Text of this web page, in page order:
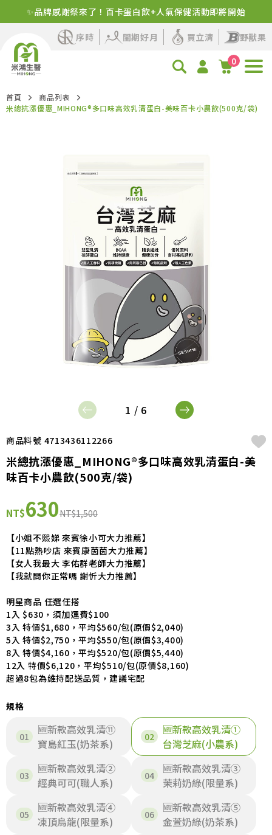
新客首購！明星商品+1元多1件
序時 閨期好月 買立清
野獸果
0
首頁
商品列表
米總抗漲優惠_MIHONG®多口味高效乳清蛋白-美味百卡小農飲(500克/袋)
1 / 6
商品料號 4713436112266
米總抗漲優惠_MIHONG®多口味高效乳清蛋白-美
味百卡小農飲(500克/袋)
NT$630NT$1,500
【小姐不熙娣 來賓徐小可大力推薦】
【11點熱吵店 來賓康茵茵大力推薦】
【女人我最大 李佑群老師大力推薦】
【我就問你正常嗎 謝忻大力推薦】
明星商品 任選任搭
1入 $630，須加運費$100
3入 特價$1,680，平均$560/包(原價$2,040)
5入 特價$2,750，平均$550/包(原價$3,400)
8入 特價$4,160，平均$520/包(原價$5,440)
12入 特價$6,120，平均$510/包(原價$8,160)
超過8包為維持配送品質，建議宅配
規格
🆕新款高效乳清⑪
寶島紅玉(奶茶系)
🆕新款高效乳清①
台灣芝麻(小農系)
🆕新款高效乳清②
經典可可(職人系)
🆕新款高效乳清③
茉莉奶綠(限量系)
🆕新款高效乳清④
凍頂烏龍(限量系)
🆕新款高效乳清⑤
金萱奶綠(奶茶系)